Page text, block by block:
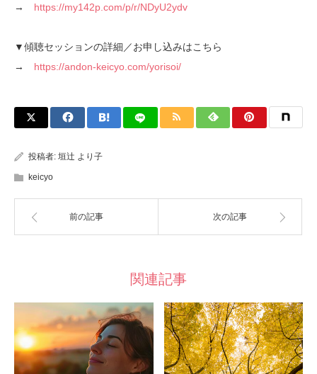
→ https://my142p.com/p/r/NDyU2ydv
▼傾聴セッションの詳細／お申し込みはこちら
→ https://andon-keicyo.com/yorisoi/
投稿者: 垣辻 より子
keicyo
前の記事 次の記事
関連記事